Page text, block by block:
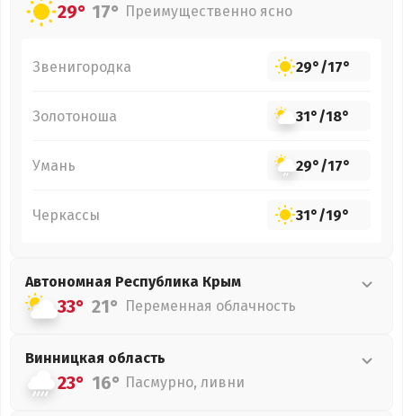
29° 17° Преимущественно ясно
Звенигородка 29°/17°
Золотоноша 31°/18°
Умань 29°/17°
Черкассы 31°/19°
Автономная Республика Крым
33° 21° Переменная облачность
Винницкая область
23° 16° Пасмурно, ливни